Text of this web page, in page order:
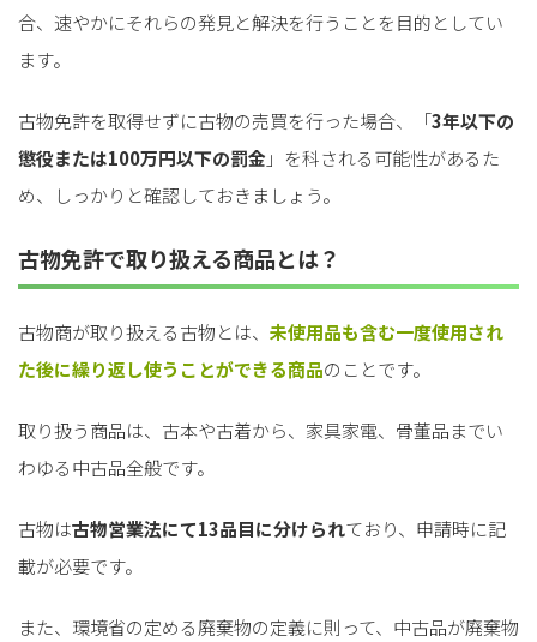
合、速やかにそれらの発見と解決を行うことを目的としてい
ます。
古物免許を取得せずに古物の売買を行った場合、「3年以下の
懲役または100万円以下の罰金 」を科される可能性があるた
め、しっかりと確認しておきましょう。
古物免許で取り扱える商品とは？
古物商が取り扱える古物とは、 未使用品も含む一度使用され
た後に繰り返し使うことができる商品のことです。
取り扱う商品は、古本や古着から、家具家電、骨董品までい
わゆる中古品全般です。
古物は古物営業法にて13品目に分けられており、申請時に記
載が必要です。
また、環境省の定める廃棄物の定義に則って、中古品が廃棄物